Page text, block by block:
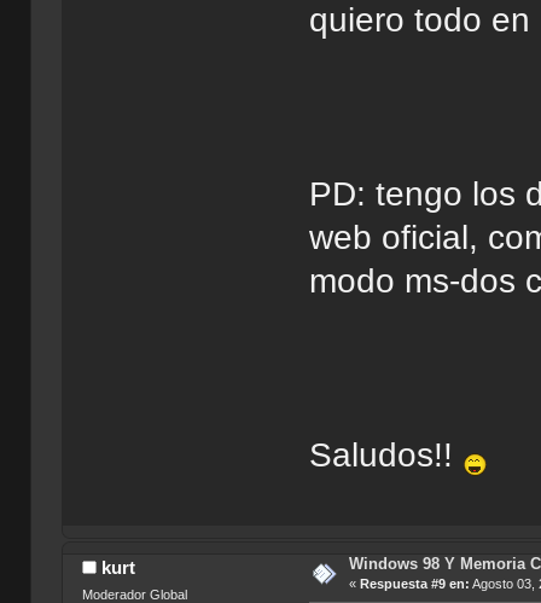
quiero todo
PD: tengo los
web oficial,
modo ms-dos
Saludos!!
kurt
Moderador Global
Windows 98 Y Memoria
« Respuesta #9 en: Agosto 03,